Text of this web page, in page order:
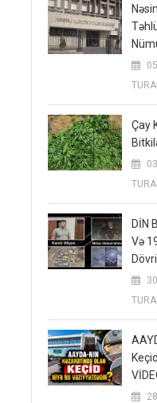
Çay
DİN
Və